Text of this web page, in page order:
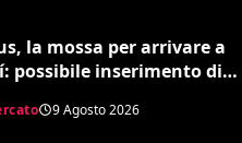
la mossa per arrivare a
possibile inserimento di
9 Agosto 2026